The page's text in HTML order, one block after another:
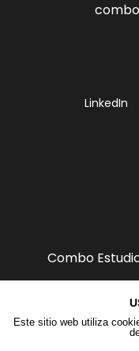
LinkedIn
Combo
Este sitio web utiliza